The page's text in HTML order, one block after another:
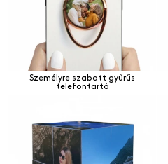
Személyre szabott gyűrűs
telefontartó